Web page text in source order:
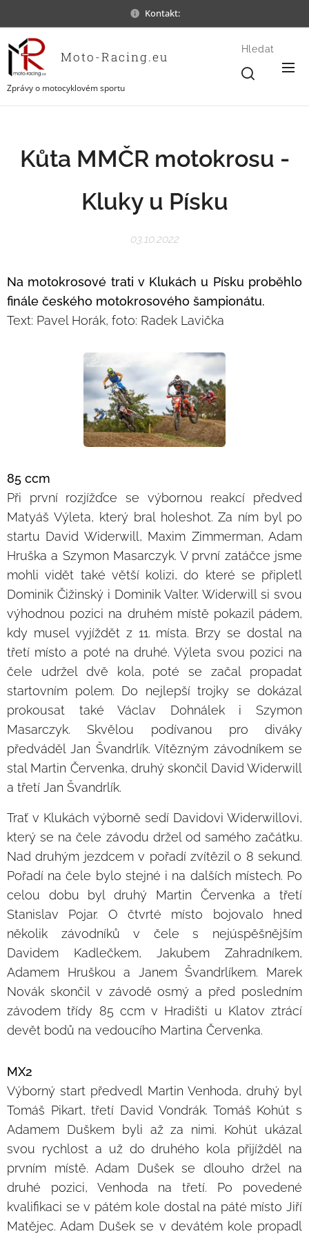
Kontakt:
Moto-Racing.eu
Zprávy o motocyklovém sportu
Hledat
Kůta MMČR motokrosu -
Kluky u Písku
03.10.2022
Na motokrosové trati v Klukách u Písku proběhlo
finále českého motokrosového šampionátu.
Text: Pavel Horák, foto: Radek Lavička
85 ccm
Při první rozjížďce se výbornou reakcí předved
Matyáš Výleta, který bral holeshot. Za ním byl po
startu David Widerwill, Maxim Zimmerman, Adam
Hruška a Szymon Masarczyk. V první zatáčce jsme
mohli vidět také větší kolizi, do které se připletl
Dominik Čižinský i Dominik Valter. Widerwill si svou
výhodnou pozici na druhém místě pokazil pádem,
kdy musel vyjíždět z 11. místa. Brzy se dostal na
třetí místo a poté na druhé. Výleta svou pozici na
čele udržel dvě kola, poté se začal propadat
startovním polem. Do nejlepší trojky se dokázal
prokousat také Václav Dohnálek i Szymon
Masarczyk. Skvělou podívanou pro diváky
předváděl Jan Švandrlík. Vítězným závodníkem se
stal Martin Červenka, druhý skončil David Widerwill
a třetí Jan Švandrlík.
Trať v Klukách výborně sedí Davidovi Widerwillovi,
který se na čele závodu držel od samého začátku.
Nad druhým jezdcem v pořadí zvítězil o 8 sekund.
Pořadí na čele bylo stejné i na dalších místech. Po
celou dobu byl druhý Martin Červenka a třetí
Stanislav Pojar. O čtvrté místo bojovalo hned
několik závodníků v čele s nejúspěšnějším
Davidem Kadlečkem, Jakubem Zahradníkem,
Adamem Hruškou a Janem Švandrlíkem. Marek
Novák skončil v závodě osmý a před posledním
závodem třídy 85 ccm v Hradišti u Klatov ztrácí
devět bodů na vedoucího Martina Červenka.
MX2
Výborný start předvedl Martin Venhoda, druhý byl
Tomáš Pikart, třetí David Vondrák. Tomáš Kohút s
Adamem Duškem byli až za nimi. Kohút ukázal
svou rychlost a už do druhého kola přijížděl na
prvním místě. Adam Dušek se dlouho držel na
druhé pozici, Venhoda na třetí. Po povedené
kvalifikaci se v pátém kole dostal na páté místo Jiří
Matějec. Adam Dušek se v devátém kole propadl